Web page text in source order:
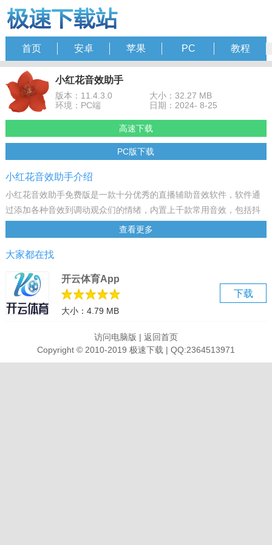
首页 安卓 苹果 PC 教程
小红花音效助手
版本：11.4.3.0
大小：32.27 MB
环境：PC端
日期：2024- 8-25
高速下载
PC版下载
小红花音效助手介绍
小红花音效助手免费版是一款十分优秀的直播辅助音效软件，软件通
过添加各种音效到调动观众们的情绪，内置上千款常用音效，包括抖
音，流行歌曲高潮部分，保持更新，任您选择！
软件特色
【增加趣味】
在这里玩家可以设定 AutoPlay的声音效果，增加直播的趣味性和氛围
感。
【自行调节】
在这款软件中我们使用者可以自行调节声音效果所需的音量，十分的
【声音效果】
在这款软件中使用者可以通过快捷方式设定快捷方式来增加声音效
查看更多
大家都在找
下载
开云体育App
大小：4.79 MB
访问电脑版 | 返回首页
Copyright © 2010-2019 极速下载 | QQ:2364513971